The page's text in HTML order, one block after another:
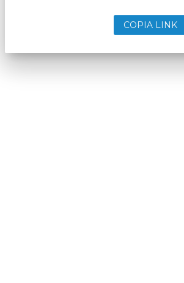
COPIA LINK